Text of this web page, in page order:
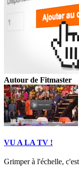
Autour de Fitmaster
VU A LA TV !
Grimper à l'échelle,